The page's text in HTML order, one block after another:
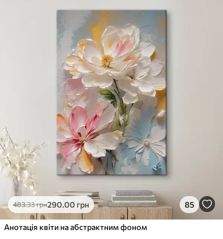
Яскраві, насичені кольори
Стійкість до вицвітання
Безпечне чорнило без запаху
Поверхня з текстурою полотна
Екологічний матеріал
Яскраві, насичені кольори
Стійкість до вицвітання
✓Безпечне чорнило без запаху
✓Поверхня з текстурою полотна
✗Екологічний матеріал
Еко-Преміум
.00грн
✓Яскраві, насичені кольори
483.33грн290.00 грн 85
Анотація квіти на абстрактним фоном